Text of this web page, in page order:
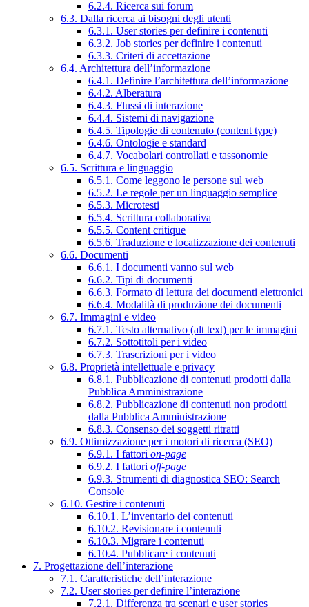
6.2.4. Ricerca sui forum
6.3. Dalla ricerca ai bisogni degli utenti
6.3.1. User stories per definire i contenuti
6.3.2. Job stories per definire i contenuti
6.3.3. Criteri di accettazione
6.4. Architettura dell’informazione
6.4.1. Definire l’architettura dell’informazione
6.4.2. Alberatura
6.4.3. Flussi di interazione
6.4.4. Sistemi di navigazione
6.4.5. Tipologie di contenuto (content type)
6.4.6. Ontologie e standard
6.4.7. Vocabolari controllati e tassonomie
6.5. Scrittura e linguaggio
6.5.1. Come leggono le persone sul web
6.5.2. Le regole per un linguaggio semplice
6.5.3. Microtesti
6.5.4. Scrittura collaborativa
6.5.5. Content critique
6.5.6. Traduzione e localizzazione dei contenuti
6.6. Documenti
6.6.1. I documenti vanno sul web
6.6.2. Tipi di documenti
6.6.3. Formato di lettura dei documenti elettronici
6.6.4. Modalità di produzione dei documenti
6.7. Immagini e video
6.7.1. Testo alternativo (alt text) per le immagini
6.7.2. Sottotitoli per i video
6.7.3. Trascrizioni per i video
6.8. Proprietà intellettuale e privacy
6.8.1. Pubblicazione di contenuti prodotti dalla
Pubblica Amministrazione
6.8.2. Pubblicazione di contenuti non prodotti
dalla Pubblica Amministrazione
6.8.3. Consenso dei soggetti ritratti
6.9. Ottimizzazione per i motori di ricerca (SEO)
6.9.1. I fattori on-page
6.9.2. I fattori off-page
6.9.3. Strumenti di diagnostica SEO: Search
Console
6.10. Gestire i contenuti
6.10.1. L’inventario dei contenuti
6.10.2. Revisionare i contenuti
6.10.3. Migrare i contenuti
6.10.4. Pubblicare i contenuti
7. Progettazione dell’interazione
7.1. Caratteristiche dell’interazione
7.2. User stories per definire l’interazione
7.2.1. Differenza tra scenari e user stories